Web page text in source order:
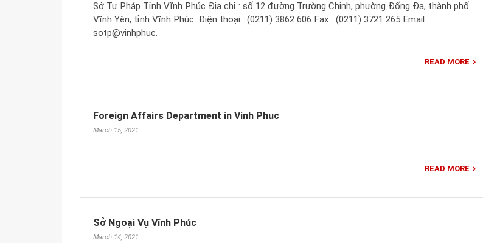
Sở Tư Pháp Tỉnh Vĩnh Phúc Địa chỉ : số 12 đường Trường Chinh, phường Đống Đa, thành phố
Vĩnh Yên, tỉnh Vĩnh Phúc. Điện thoại : (0211) 3862 606 Fax : (0211) 3721 265 Email :
sotp@vinhphuc.
READ MORE
Foreign Affairs Department in Vinh Phuc
March 15, 2021
READ MORE
Sở Ngoại Vụ Vĩnh Phúc
March 14, 2021